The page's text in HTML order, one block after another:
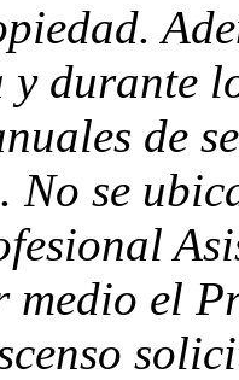
y durante
de
No se
medio el